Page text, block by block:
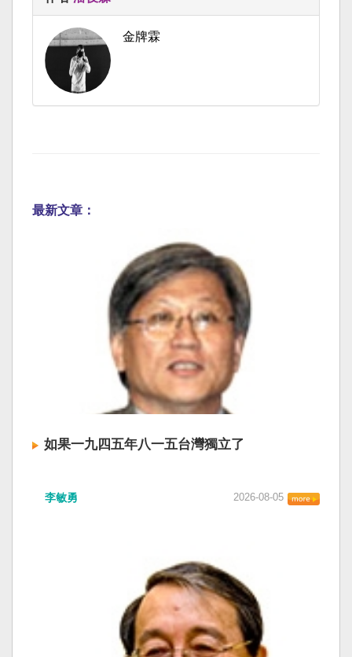
金牌霖
最新文章：
如果一九四五年八一五台灣獨立了
李敏勇 2026-08-05